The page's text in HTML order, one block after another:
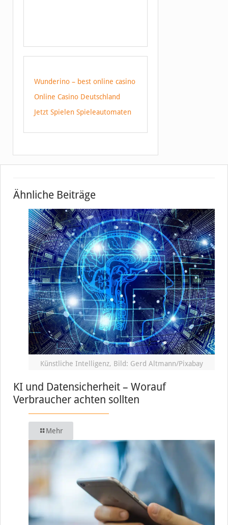
Wunderino – best online casino
Online Casino Deutschland
Jetzt Spielen Spieleautomaten
Ähnliche Beiträge
Künstliche Intelligenz, Bild: Gerd Altmann/Pixabay
KI und Datensicherheit – Worauf
Verbraucher achten sollten
Mehr